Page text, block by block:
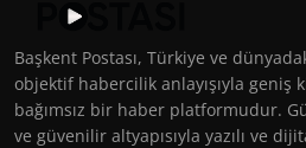
Başkent Postası, Türkiye ve
objektif habercilik anlayışıyla geniş
bağımsız bir haber platformudur.
ve güvenilir altyapısıyla yazılı ve